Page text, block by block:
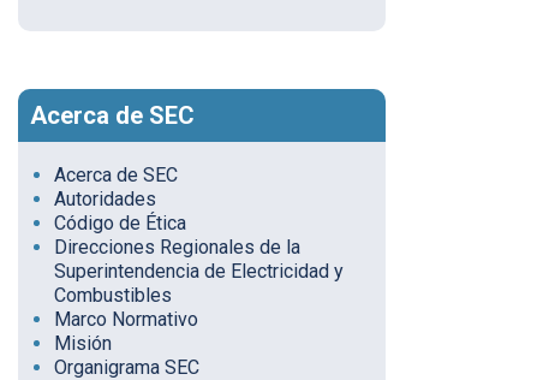
Acerca de SEC
Acerca de SEC
Autoridades
Código de Ética
Direcciones Regionales de la
Superintendencia de Electricidad y
Combustibles
Marco Normativo
Misión
Organigrama SEC